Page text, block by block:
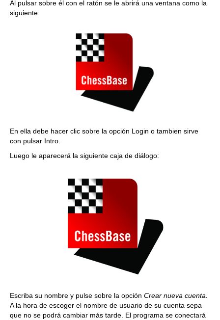
Al pulsar sobre él con el ratón se le abrirá una ventana como la
siguiente:
En ella debe hacer clic sobre la opción Login o tambien sirve
con pulsar Intro.
Luego le aparecerá la siguiente caja de diálogo:
Escriba su nombre y pulse sobre la opción Crear nueva cuenta.
A la hora de escoger el nombre de usuario de su cuenta sepa
que no se podrá cambiar más tarde. El programa se conectará